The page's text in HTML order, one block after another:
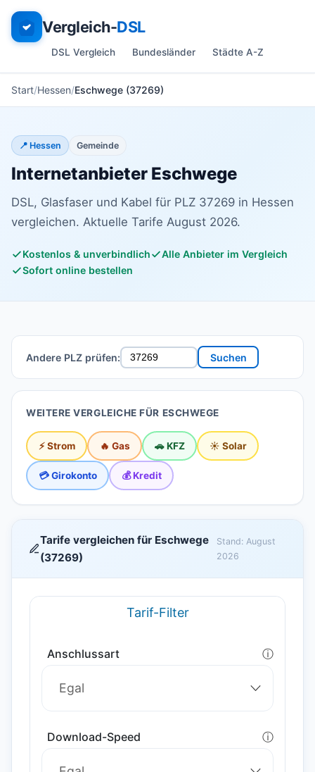
Vergleich-DSL
DSL Vergleich Bundesländer Städte A-Z
Start Hessen Eschwege (37269)
📍 Hessen Gemeinde
Internetanbieter Eschwege
DSL, Glasfaser und Kabel für PLZ 37269 in Hessen
vergleichen. Aktuelle Tarife August 2026.
Kostenlos & unverbindlich
Alle Anbieter im Vergleich
Sofort online bestellen
Andere PLZ prüfen: Suchen
WEITERE VERGLEICHE FÜR ESCHWEGE
⚡ Strom 🔥 Gas 🚗 KFZ ☀️ Solar
💳 Girokonto 💰 Kredit
Tarife vergleichen für Eschwege
(37269)
Stand: August
2026